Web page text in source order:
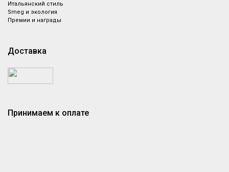
Итальянский стиль
Smeg и экология
Премии и награды
Доставка
Принимаем к оплате